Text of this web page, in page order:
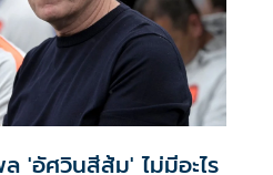
'อัศวินสีส้ม' ไม่มีอะไร